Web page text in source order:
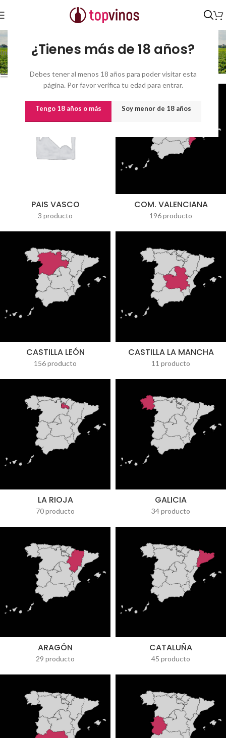
¿Tienes más de 18 años?
Debes tener al menos 18 años para poder visitar esta
página. Por favor verifica tu edad para entrar.
Tengo 18 años o más Soy menor de 18 años
Vinos por origen
Inicio Vinos Vinos por origenMostrando 1–21 de 633 resultados
Show sidebar
PAIS VASCO
3 producto
COM. VALENCIANA
196 producto
CASTILLA LEÓN
156 producto
CASTILLA LA MANCHA
11 producto
LA RIOJA
70 producto
GALICIA
34 producto
ARAGÓN
29 producto
CATALUÑA
45 producto